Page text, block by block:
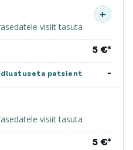
visiit tasuta
5 €*
patsient -
+
visiit tasuta
5 €*